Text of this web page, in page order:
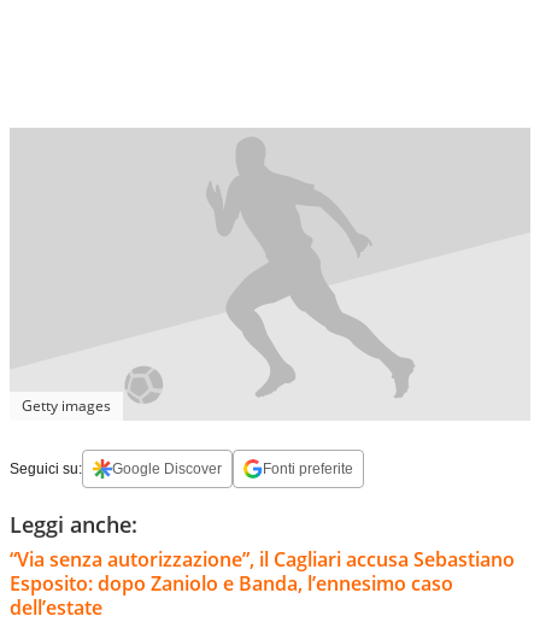
Getty images
Seguici su: Google Discover Fonti preferite
Leggi anche:
“Via senza autorizzazione”, il Cagliari accusa Sebastiano
Esposito: dopo Zaniolo e Banda, l’ennesimo caso
dell’estate